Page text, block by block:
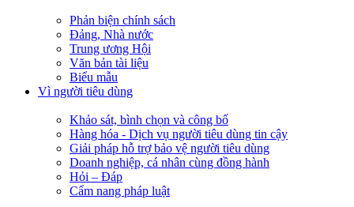
Phản biện chính sách
Đảng, Nhà nước
Trung ương Hội
Văn bản tài liệu
Biểu mẫu
Vì người tiêu dùng
Khảo sát, bình chọn và công bố
Hàng hóa - Dịch vụ người tiêu dùng tin cậy
Giải pháp hỗ trợ bảo vệ người tiêu dùng
Doanh nghiệp, cá nhân cùng đồng hành
Hỏi – Đáp
Cẩm nang pháp luật